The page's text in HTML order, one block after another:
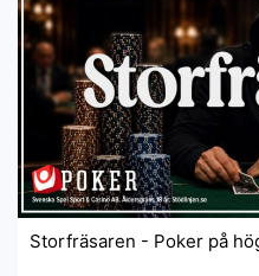
Storfräsaren - Poker på